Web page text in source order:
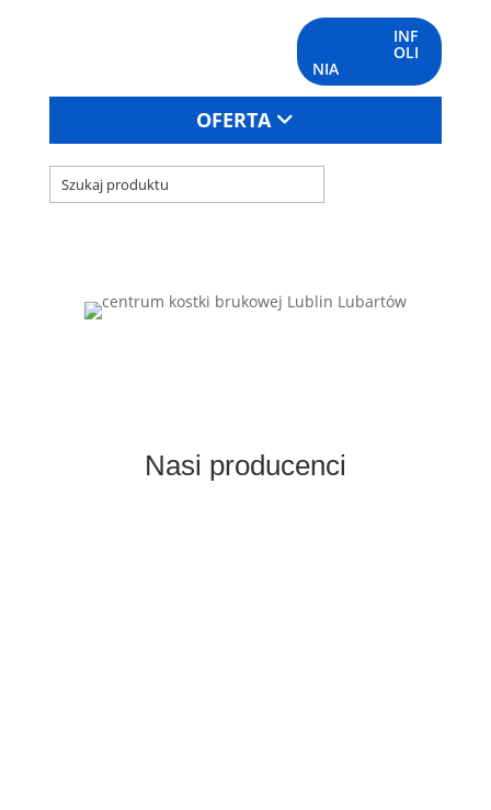
INF
OLI
NIA
OFERTA
Nasi producenci